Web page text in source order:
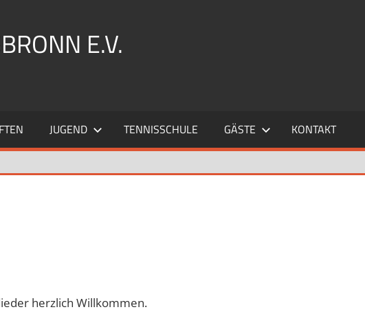
E.V.
JUGEND TENNISSCHULE GÄSTE KONTAKT
herzlich Willkommen.